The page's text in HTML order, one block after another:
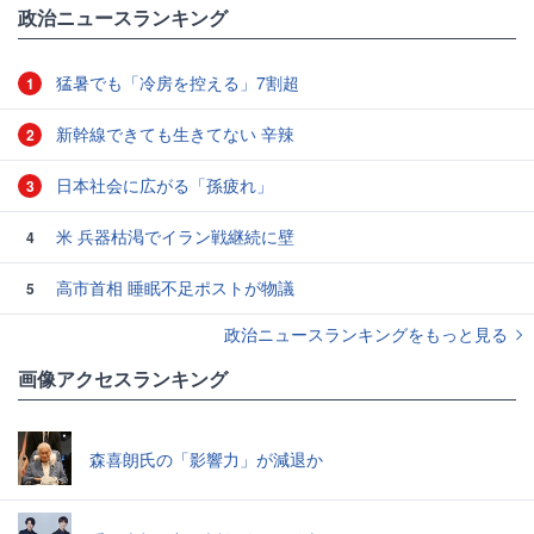
政治ニュースランキング
1 猛暑でも「冷房を控える」7割超
2 新幹線できても生きてない 辛辣
3 日本社会に広がる「孫疲れ」
4 米 兵器枯渇でイラン戦継続に壁
5
高市首相 睡眠不足ポストが物議
政治ニュースランキングをもっと見る
画像アクセスランキング
森喜朗氏の「影響力」が減退か